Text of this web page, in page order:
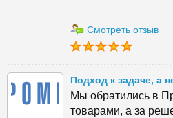
Смотреть отзыв
Подход к задаче, а
Мы обратились в
товарами, а за